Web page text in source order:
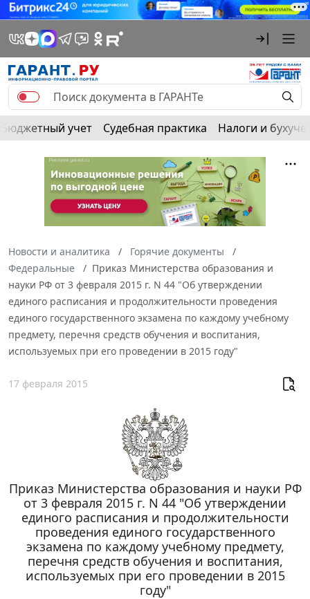
Бюджетный учет Судебная практика Налоги и
Новости и аналитика
Горячие документы
Федеральные
Приказ Министерства образования и
науки РФ от 3 февраля 2015 г. N 44 "Об утверждении
единого расписания и продолжительности проведения
единого государственного экзамена по каждому учебному
предмету, перечня средств обучения и воспитания,
используемых при его проведении в 2015 году"
17 февраля 2015
Приказ Министерства образования и науки РФ
от 3 февраля 2015 г. N 44 "Об утверждении
единого расписания и продолжительности
проведения единого государственного
экзамена по каждому учебному предмету,
перечня средств обучения и воспитания,
используемых при его проведении в 2015
году"